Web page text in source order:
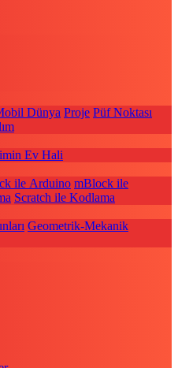
Dünya Proje Püf Noktası
Ev Hali
ile Arduino mBlock ile
Scratch ile Kodlama
Geometrik-Mekanik